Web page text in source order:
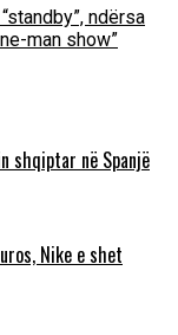
ndërsa
man show”
shqiptar në Spanjë
Nike e shet